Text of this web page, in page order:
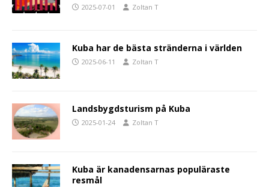
2025-07-01 Zoltan T
Kuba har de bästa stränderna i världen
2025-06-11 Zoltan T
Landsbygdsturism på Kuba
2025-01-24 Zoltan T
Kuba är kanadensarnas populäraste
resmål